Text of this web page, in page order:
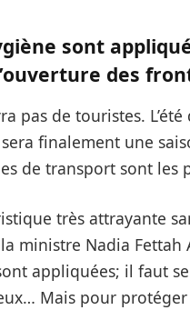
sont
des
pas de touristes.
finalement une
de transport sont les
très attrayante
ministre Nadia
appliquées; il faut
Mais pour